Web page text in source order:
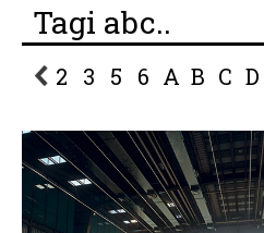
Tagi abc..
2 3 5 6 A B C D